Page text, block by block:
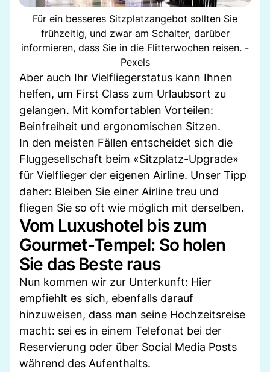
Für ein besseres Sitzplatzangebot sollten Sie
frühzeitig, und zwar am Schalter, darüber
informieren, dass Sie in die Flitterwochen reisen. -
Pexels
Aber auch Ihr Vielfliegerstatus kann Ihnen
helfen, um First Class zum Urlaubsort zu
gelangen. Mit komfortablen Vorteilen:
Beinfreiheit und ergonomischen Sitzen.
In den meisten Fällen entscheidet sich die
Fluggesellschaft beim «Sitzplatz-Upgrade»
für Vielflieger der eigenen Airline. Unser Tipp
daher: Bleiben Sie einer Airline treu und
fliegen Sie so oft wie möglich mit derselben.
Vom Luxushotel bis zum
Gourmet-Tempel: So holen
Sie das Beste raus
Nun kommen wir zur Unterkunft: Hier
empfiehlt es sich, ebenfalls darauf
hinzuweisen, dass man seine Hochzeitsreise
macht: sei es in einem Telefonat bei der
Reservierung oder über Social Media Posts
während des Aufenthalts.